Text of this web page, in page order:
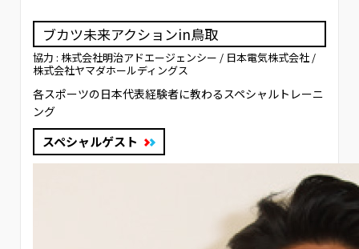
ブカツ未来アクションin鳥取
協力 : 株式会社明治アドエージェンシー / 日本電気株式会社 /
株式会社ヤマダホールディングス
各スポーツの日本代表経験者に教わるスペシャルトレーニ
ング
スペシャルゲスト